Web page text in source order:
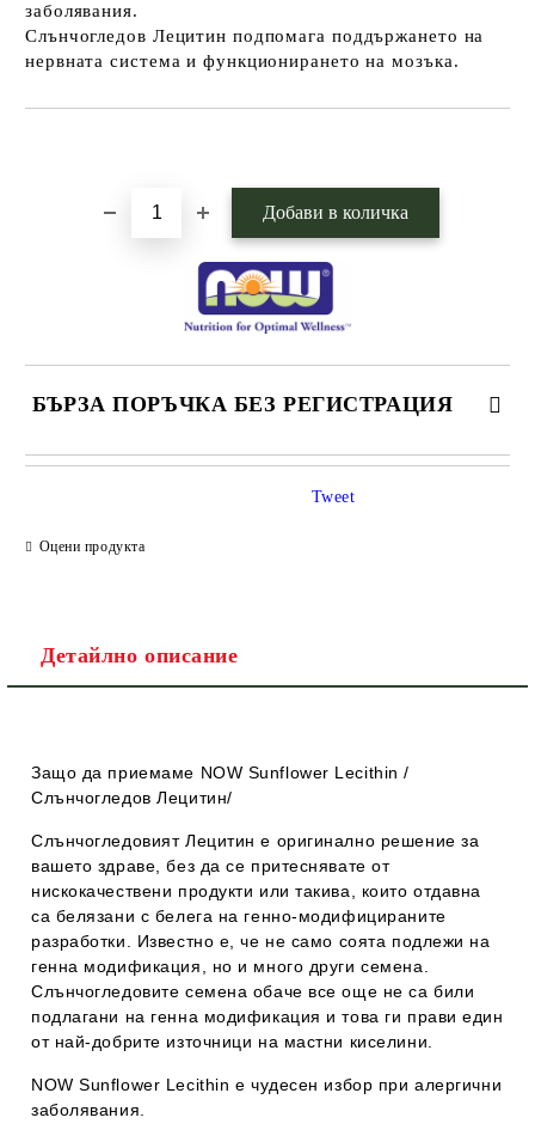
заболявания.
Слънчогледов Лецитин подпомага поддържането на
нервната система и функционирането на мозъка.
БЪРЗА ПОРЪЧКА БЕЗ РЕГИСТРАЦИЯ
САМО ПОПЪЛНЕТЕ 1 ПОЛЕ
Ние ще се свържем с вас в рамките на работния ден.
Оцени продукта
Tweet
Детайлно описание
Защо да приемаме NOW Sunflower Lecithin /
Слънчогледов Лецитин/
Слънчогледовият Лецитин е оригинално решение за
вашето здраве, без да се притеснявате от
нискокачествени продукти или такива, които отдавна
са белязани с белега на генно-модифицираните
разработки. Известно е, че не само соята подлежи на
генна модификация, но и много други семена.
Слънчогледовите семена обаче все още не са били
подлагани на генна модификация и това ги прави един
от най-добрите източници на мастни киселини.
NOW Sunflower Lecithin е чудесен избор при алергични
заболявания.